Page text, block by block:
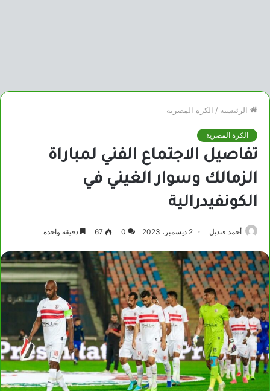
الرئيسية / الكرة المصرية
الكرة المصرية
تفاصيل الاجتماع الفني لمباراة
الزمالك وسوار الغيني في
الكونفيدرالية
أحمد قنديل 2 ديسمبر، 2023 0
67 دقيقة واحدة